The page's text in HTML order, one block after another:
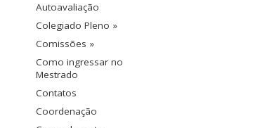
Autoavaliação
Colegiado Pleno »
Comissões »
Como ingressar no
Mestrado
Contatos
Coordenação